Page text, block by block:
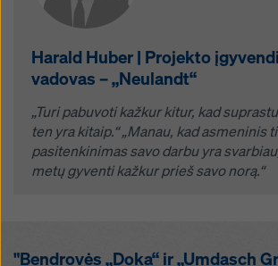
Harald Huber | Projekto
vadovas – „Neulandt“
„Turi pabuvoti kažkur kitur, kad
ten yra kitaip.“„Manau, kad asmeninis
pasitenkinimas savo darbu yra
metų gyventi kažkur prieš savo norą.“
"Bendrovės „Doka“ ir „Umdasch